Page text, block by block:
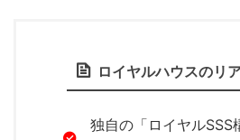
ロイヤルハウスのリ
独自の「ロイヤルSSS